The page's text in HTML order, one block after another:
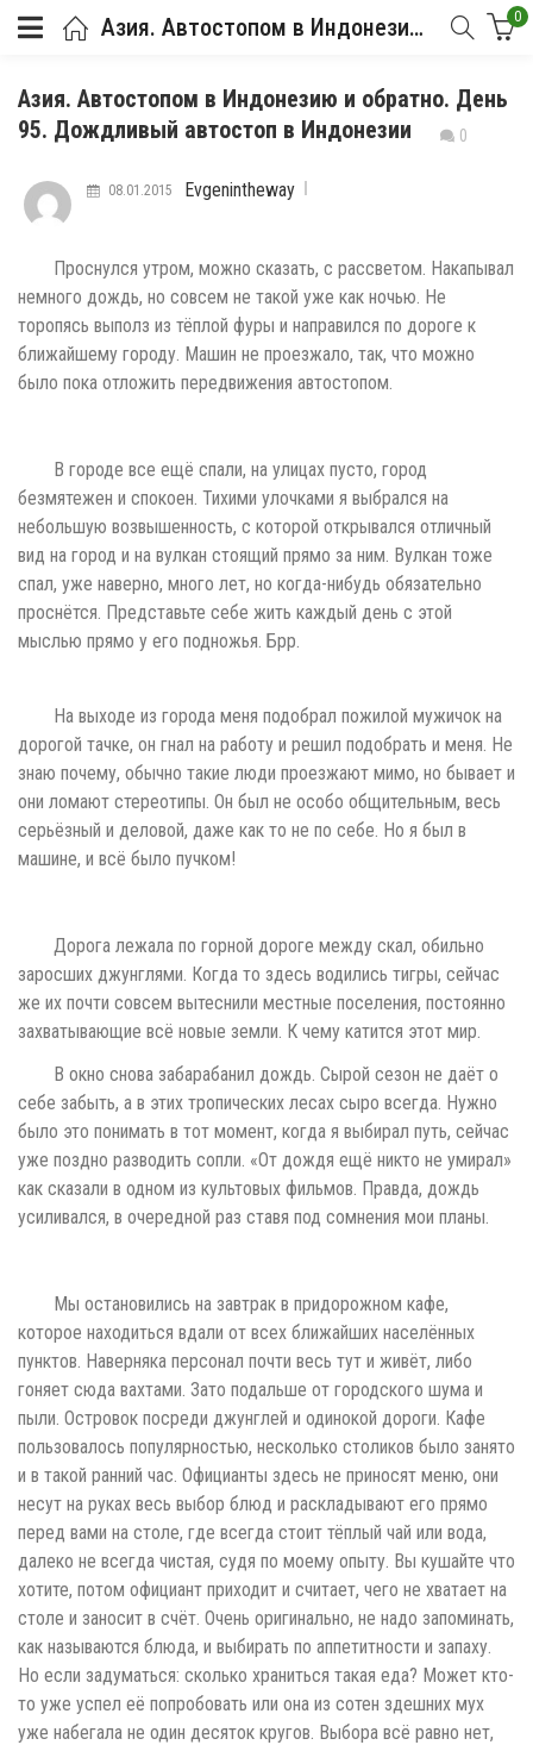
Азия. Автостопом в Индонезию и обратно. День 95. Дождливый автостоп в Индонезии 0
0
Азия. Автостопом в Индонезию и обратно. День
95. Дождливый автостоп в Индонезии
Evgenintheway
08.01.2015
Проснулся утром, можно сказать, с рассветом. Накапывал
немного дождь, но совсем не такой уже как ночью. Не
торопясь выполз из тёплой фуры и направился по дороге к
ближайшему городу. Машин не проезжало, так, что можно
было пока отложить передвижения автостопом.
В городе все ещё спали, на улицах пусто, город
безмятежен и спокоен. Тихими улочками я выбрался на
небольшую возвышенность, с которой открывался отличный
вид на город и на вулкан стоящий прямо за ним. Вулкан тоже
спал, уже наверно, много лет, но когда-нибудь обязательно
проснётся. Представьте себе жить каждый день с этой
мыслью прямо у его подножья. Брр.
На выходе из города меня подобрал пожилой мужичок на
дорогой тачке, он гнал на работу и решил подобрать и меня. Не
знаю почему, обычно такие люди проезжают мимо, но бывает и
они ломают стереотипы. Он был не особо общительным, весь
серьёзный и деловой, даже как то не по себе. Но я был в
машине, и всё было пучком!
Дорога лежала по горной дороге между скал, обильно
заросших джунглями. Когда то здесь водились тигры, сейчас
же их почти совсем вытеснили местные поселения, постоянно
захватывающие всё новые земли. К чему катится этот мир.
В окно снова забарабанил дождь. Сырой сезон не даёт о
себе забыть, а в этих тропических лесах сыро всегда. Нужно
было это понимать в тот момент, когда я выбирал путь, сейчас
уже поздно разводить сопли. «От дождя ещё никто не умирал»
как сказали в одном из культовых фильмов. Правда, дождь
усиливался, в очередной раз ставя под сомнения мои планы.
Мы остановились на завтрак в придорожном кафе,
которое находиться вдали от всех ближайших населённых
пунктов. Наверняка персонал почти весь тут и живёт, либо
гоняет сюда вахтами. Зато подальше от городского шума и
пыли. Островок посреди джунглей и одинокой дороги. Кафе
пользовалось популярностью, несколько столиков было занято
и в такой ранний час. Официанты здесь не приносят меню, они
несут на руках весь выбор блюд и раскладывают его прямо
перед вами на столе, где всегда стоит тёплый чай или вода,
далеко не всегда чистая, судя по моему опыту. Вы кушайте что
хотите, потом официант приходит и считает, чего не хватает на
столе и заносит в счёт. Очень оригинально, не надо запоминать,
как называются блюда, и выбирать по аппетитности и запаху.
Но если задуматься: сколько храниться такая еда? Может кто-
то уже успел её попробовать или она из сотен здешних мух
уже набегала не один десяток кругов. Выбора всё равно нет,